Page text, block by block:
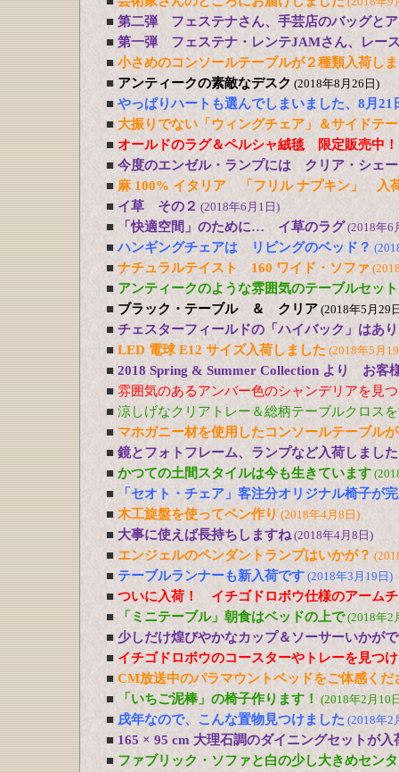
■ 第二弾 フェステナさん、手芸店のバッグと
■ 第一弾 フェステナ・レンテJAMさん、レー
■ 小さめのコンソールテーブルが２種類入荷し
■ アンティークの素敵なデスク (2018年8月26日)
■ やっぱりハートも選んでしまいました、8月21
■ 大振りでない「ウィングチェア」＆サイドテ
■ オールドのラグ＆ペルシャ絨毯 限定販売中！
■ 今度のエンゼル・ランプには クリア・シェ
■ 麻 100% イタリア 「フリル ナプキン」 入
■ イ草 その２ (2018年6月1日)
■ 「快適空間」のために… イ草のラグ (2018年6
■ ハンギングチェアは リビングのベッド？
■ ナチュラルテイスト 160 ワイド・ソファ
■ アンティークのような雰囲気のテーブルセット
■ ブラック・テーブル ＆ クリア (2018年5月29
■ チェスターフィールドの「ハイバック」はあ
■ LED 電球 E12 サイズ入荷しました (2018年5月
■ 2018 Spring & Summer Collection より お客
■ 雰囲気のあるアンバー色のシャンデリアを見
■ 涼しげなクリアトレー＆総柄テーブルクロス
■ マホガニー材を使用したコンソールテーブル
■ 鏡とフォトフレーム、ランプなど入荷しました
■ かつての土間スタイルは今も生きています
■
「セオト・チェア」客注分オリジナル椅子が
■ 木工旋盤を使ってペン作り (2018年4月8日)
■ 大事に使えば長持ちしますね(2018年4月8日)
■ エンジェルのペンダントランプはいかが？
■ テーブルランナーも新入荷です (2018年3月19日)
■ ついに入荷！ イチゴドロボウ仕様のアーム
■
「ミニテーブル」朝食はベッドの上で(2018年2
■ 少しだけ煌びやかなカップ＆ソーサーいかが
■ イチゴドロボウのコースターやトレーを見つ
■ CM放送中のパラマウントベッドをご体感くだ
■
「いちご泥棒」の椅子作ります！ (2018年2月10
■ 戌年なので、こんな置物見つけました (2018年2
■ 165 × 95 cm 大理石調のダイニングセットが入
■ ファブリック・ソファと白の少し大きめセン